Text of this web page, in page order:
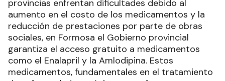
provincias enfrentan dificultades debido al
aumento en el costo de los medicamentos y la
reducción de prestaciones por parte de obras
sociales, en Formosa el Gobierno provincial
garantiza el acceso gratuito a medicamentos
como el Enalapril y la Amlodipina. Estos
medicamentos, fundamentales en el tratamiento